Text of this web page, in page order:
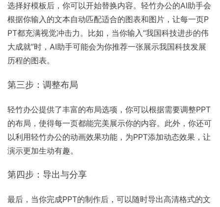
选择好模板后，你可以开始替换内容。轻竹办公的AI助手会
根据你输入的文本自动匹配适合的图表和图片，让每一页P
PT都充满视觉冲击力。比如，当你输入“我国科技进步的伟
大成就”时，AI助手可能会为你推荐一张展示我国科技发展
历程的图表。
第三步：调整布局
轻竹办公提供了丰富的布局选项，你可以根据需要调整PPT
的布局，使得每一页都能完美展示你的内容。此外，你还可
以利用轻竹办公的动画效果功能，为PPT添加动态效果，让
演示更加生动有趣。
第四步：导出与分享
最后，当你完成PPT的制作后，可以随时导出高清格式的文